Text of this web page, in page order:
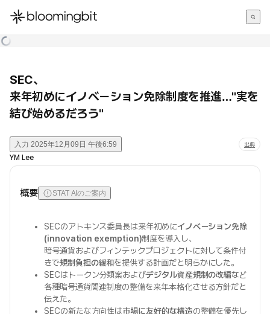
한국어
SEC、
来年初めにイノベーション免除制度を推進…"実を
結び始めるだろう"
入力 2025年12月09日 午後6:59 出典
YM Lee
概要 STAT AIのご案内
SECのアトキンス委員長は来年初めにイノベーション免除
(innovation exemption)制度を導入し、
暗号通貨およびフィンテックプロジェクトに対して条件付
きで規制負担の緩和を提供する計画だと明らかにした。
SECはトークン分類案およびデジタル資産規制の改編など
各種暗号通貨関連制度の整備を来年本格化させる方針だと
伝えた。
SECの新たな方向性は市場に友好的な構造の整備を優先し